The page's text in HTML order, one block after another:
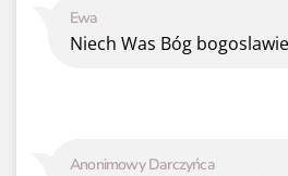
Anonimowy Darczyńca
Ewa
Niech Was Bóg